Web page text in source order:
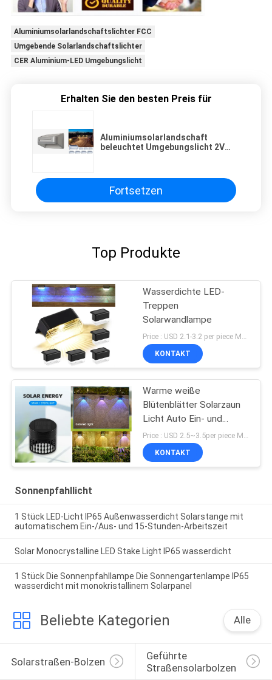
Aluminiumsolarlandschaftslichter FCC
Umgebende Solarlandschaftslichter
CER Aluminium-LED Umgebungslicht
Erhalten Sie den besten Preis für
Aluminiumsolarlandschaft
beleuchtet Umgebungslicht 2V
Fortsetzen
Top Produkte
Wasserdichte LED-
Treppen
Solarwandlampe
KONTAKT
Warme weiße
Blütenblätter Solarzaun
Licht Auto Ein- und
Ausschalten
KONTAKT
Sonnenpfahllicht
1 Stück LED-Licht IP65 Außenwasserdicht Solarstange mit
automatischem Ein-/Aus- und 15-Stunden-Arbeitszeit
Solar Monocrystalline LED Stake Light IP65 wasserdicht
1 Stück Die Sonnenpfahllampe Die Sonnengartenlampe IP65
wasserdicht mit monokristallinem Solarpanel
Beliebte Kategorien Alle
Solarstraßen-Bolzen
Geführte
Straßensolarbolzen